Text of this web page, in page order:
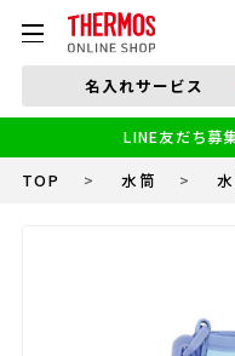
部
本体品番やキーワー
食洗機対応
小学生 低・中学年向け水
名入れサービス
LINE友だち募
TOP > 水筒 >